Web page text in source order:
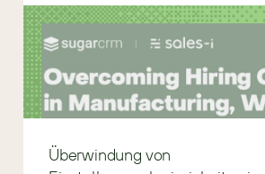
Überwindung von